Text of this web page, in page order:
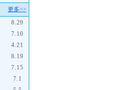
更多>>
8.29
7.10
4.21
8.19
7.15
7.1